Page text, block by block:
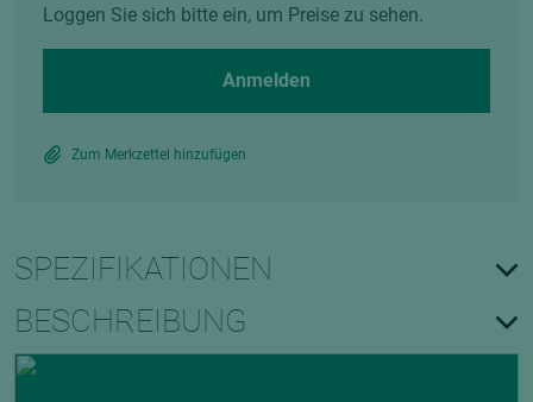
Loggen Sie sich bitte ein, um Preise zu sehen.
Anmelden
Zum Merkzettel hinzufügen
SPEZIFIKATIONEN
BESCHREIBUNG